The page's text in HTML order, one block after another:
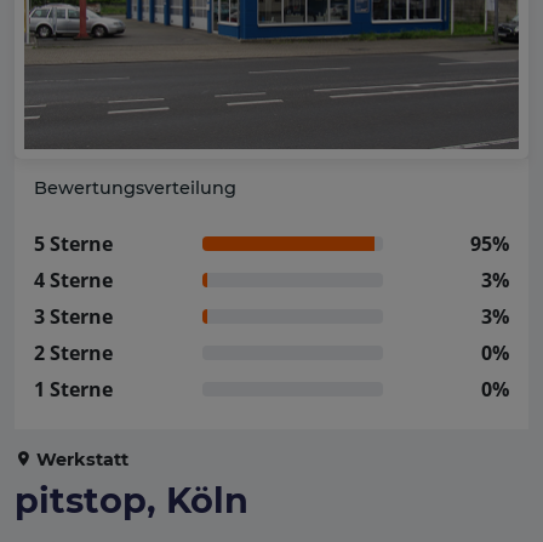
Bewertungsverteilung
5 Sterne
95%
4 Sterne
3%
3 Sterne
3%
2 Sterne
0%
1 Sterne
0%
Werkstatt
pitstop, Köln